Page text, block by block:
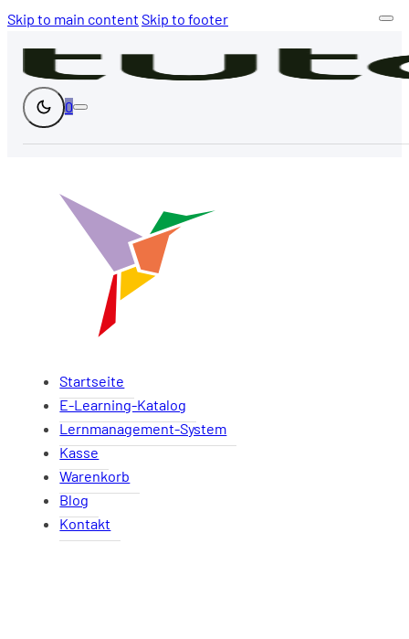
Skip to main content Skip to footer
0
Startseite
E-Learning-Katalog
Lernmanagement-System
Kasse
Warenkorb
Blog
Kontakt